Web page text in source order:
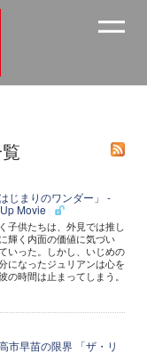
じまりのワンダー」 -
Movie
子供たちは、外見では推し
輝く内面の価値に気づい
いった。しかし、いじめの
になったジュリアンは心を
の時間は止まってしまう。
市早苗の限界 「ザ・リ